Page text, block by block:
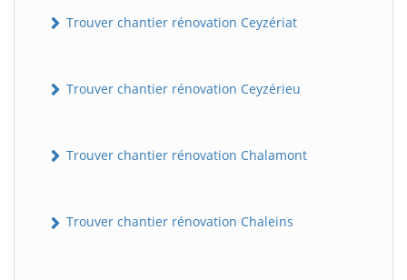
Trouver chantier rénovation Ceyzériat
Trouver chantier rénovation Ceyzérieu
Trouver chantier rénovation Chalamont
Trouver chantier rénovation Chaleins